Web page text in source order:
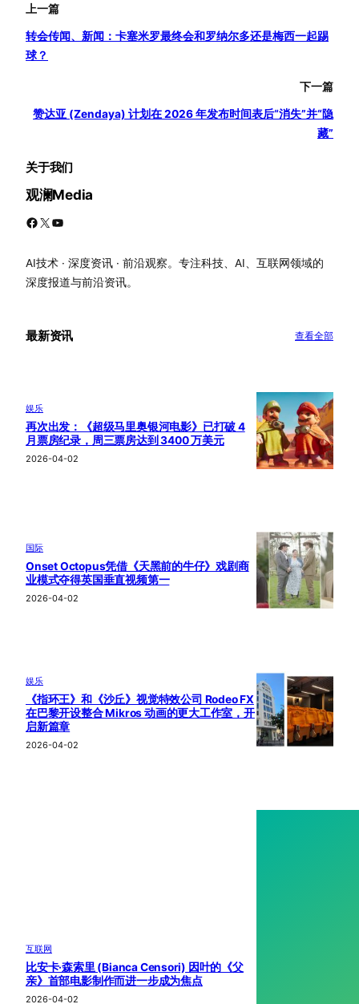
上一篇
转会传闻、新闻：卡塞米罗最终会和罗纳尔多还是梅西一起踢
球？
下一篇
赞达亚 (Zendaya) 计划在 2026 年发布时间表后“消失”并“隐
藏”
关于我们
观澜Media
Facebook X YouTube
AI技术 · 深度资讯 · 前沿观察。专注科技、AI、互联网领域的
深度报道与前沿资讯。
最新资讯 查看全部
娱乐
再次出发：《超级马里奥银河电影》已打破 4
月票房纪录，周三票房达到 3400 万美元
2026-04-02
国际
Onset Octopus凭借《天黑前的牛仔》戏剧商
业模式夺得英国垂直视频第一
2026-04-02
娱乐
《指环王》和《沙丘》视觉特效公司 Rodeo FX
在巴黎开设整合 Mikros 动画的更大工作室，开
启新篇章
2026-04-02
互联网
比安卡·森索里 (Bianca Censori) 因叶的《父
亲》首部电影制作而进一步成为焦点
2026-04-02